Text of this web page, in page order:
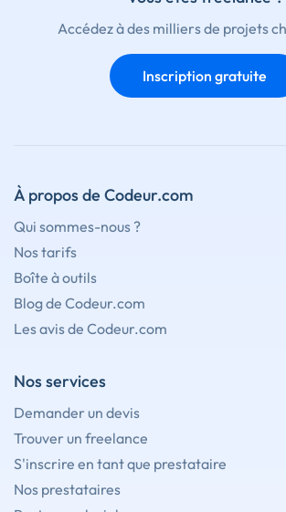
Accédez à des milliers de projets
Inscription gratuite
À propos de Codeur.com
Qui sommes-nous ?
Nos tarifs
Boîte à outils
Blog de Codeur.com
Les avis de Codeur.com
Nos services
Demander un devis
Trouver un freelance
S'inscrire en tant que prestataire
Nos prestataires